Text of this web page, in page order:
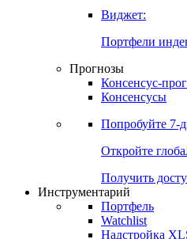
Виджет:
Портфели
Прогнозы
Консенсус-
Консенсусы
Попробуйте 7-
Откройте
Получить
Инструментарий
Портфель
Watchlist
Надстройка